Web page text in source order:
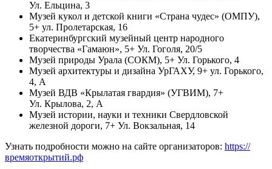
Ул. Ельцина, 3
Музей кукол и детской книги «Страна чудес» (ОМПУ),
5+ ул. Пролетарская, 16
Екатеринбургский музейный центр народного
творчества «Гамаюн», 5+ Ул. Гоголя, 20/5
Музей природы Урала (СОКМ), 5+ Ул. Горького, 4
Музей архитектуры и дизайна УрГАХУ, 9+ ул. Горького,
4, А
Музей ВДВ «Крылатая гвардия» (УГВИМ), 7+
Ул. Крылова, 2, А
Музей истории, науки и техники Свердловской
железной дороги, 7+ Ул. Вокзальная, 14
Узнать подробности можно на сайте организаторов: https://
времяоткрытий.рф